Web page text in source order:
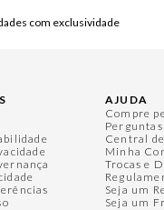
com exclusividade
AJUDA
Compre
Central
Minha
Trocas e
Seja um
Seja um